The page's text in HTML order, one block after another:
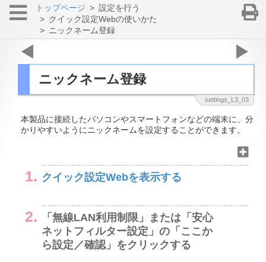
トップページ
設定を行う
クイック設定Webの使いかた
ニックネーム登録
N
ニックネーム登録
settings_L3_03
本製品に接続したパソコンやスマートフォンなどの端末に、分
かりやすいようにニックネームを設定することができます。
クイック設定Webを表示する
「無線LAN利用制限」または「安心
ネットフィルター設定」の「ここか
ら設定／確認」をクリックする